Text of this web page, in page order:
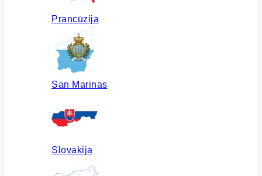
Prancūzija
San Marinas
Slovakija